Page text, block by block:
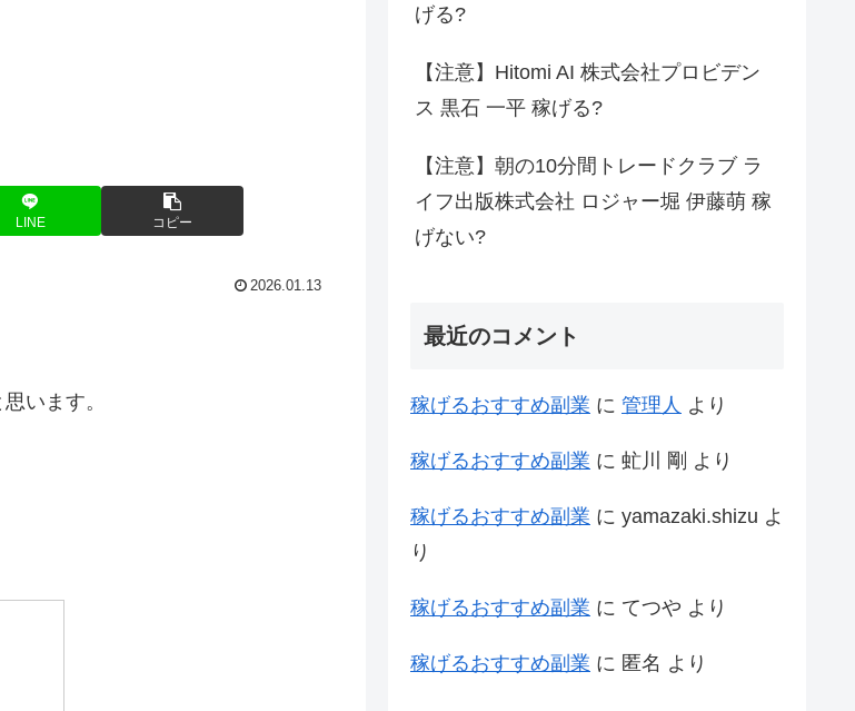
LINE コピー
2026.01.13
います。
げる?
【注意】Hitomi AI 株式会社プロビデン
ス 黒石 一平 稼げる?
【注意】朝の10分間トレードクラブ ラ
イフ出版株式会社 ロジャー堀 伊藤萌 稼
げない?
最近のコメント
稼げるおすすめ副業 に 管理人 より
稼げるおすすめ副業 に 虻川 剛 より
稼げるおすすめ副業 に yamazaki.shizu よ
り
稼げるおすすめ副業 に てつや より
稼げるおすすめ副業 に 匿名 より